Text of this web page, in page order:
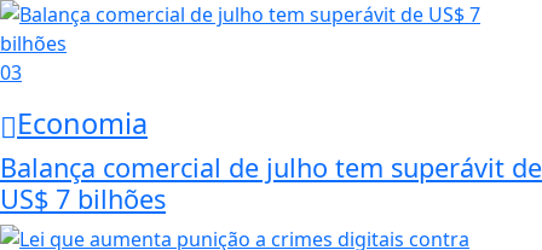
03
Economia
Balança comercial de julho tem superávit de
US$ 7 bilhões